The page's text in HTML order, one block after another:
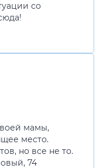
со
мамы,
место.
но все не то.
74